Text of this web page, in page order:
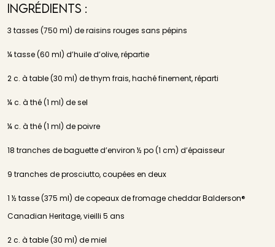
Ingrédients :
3 tasses (750 ml) de raisins rouges sans pépins
¼ tasse (60 ml) d’huile d’olive, répartie
2 c. à table (30 ml) de thym frais, haché finement, réparti
¼ c. à thé (1 ml) de sel
¼ c. à thé (1 ml) de poivre
18 tranches de baguette d’environ ½ po (1 cm) d’épaisseur
9 tranches de prosciutto, coupées en deux
1 ½ tasse (375 ml) de copeaux de fromage cheddar Balderson®
Canadian Heritage, vieilli 5 ans
2 c. à table (30 ml) de miel